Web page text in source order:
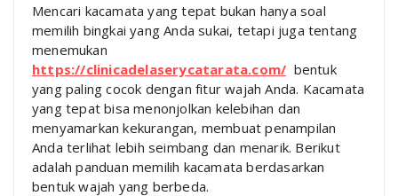
Mencari kacamata yang tepat bukan hanya soal
memilih bingkai yang Anda sukai, tetapi juga tentang
menemukan
https://clinicadelaserycatarata.com/ bentuk
yang paling cocok dengan fitur wajah Anda. Kacamata
yang tepat bisa menonjolkan kelebihan dan
menyamarkan kekurangan, membuat penampilan
Anda terlihat lebih seimbang dan menarik. Berikut
adalah panduan memilih kacamata berdasarkan
bentuk wajah yang berbeda.